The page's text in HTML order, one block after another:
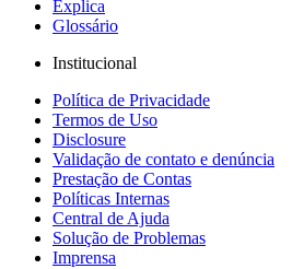
Explica
Glossário
Institucional
Política de Privacidade
Termos de Uso
Disclosure
Validação de contato e denúncia
Prestação de Contas
Políticas Internas
Central de Ajuda
Solução de Problemas
Imprensa